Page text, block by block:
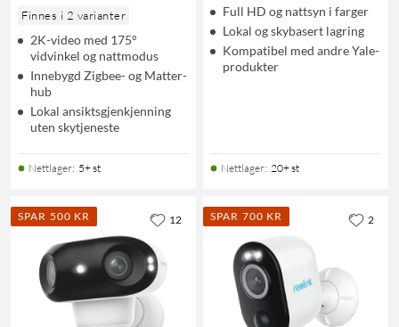
Finnes i 2 varianter
2K-video med 175°
vidvinkel og nattmodus
Innebygd Zigbee- og Matter-
hub
Lokal ansiktsgjenkjenning
uten skytjeneste
Nettlager: 5+ st
Full HD og nattsyn i farger
Lokal og skybasert lagring
Kompatibel med andre Yale-
produkter
Nettlager: 20+ st
SPAR 500 KR 12 SPAR 700 KR 2